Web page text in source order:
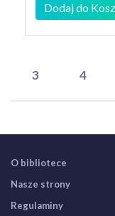
Dodaj do
3 4
O bibliotece
Nasze strony
Regulaminy